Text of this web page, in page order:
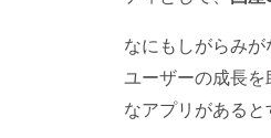
なにもしがらみ
ユーザーの成長
なアプリがある